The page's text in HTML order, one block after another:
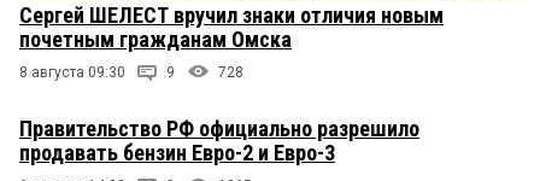
Сергей ШЕЛЕСТ вручил знаки отличия новым
почетным гражданам Омска
8 августа 09:30 9 728
Правительство РФ официально разрешило
продавать бензин Евро-2 и Евро-3